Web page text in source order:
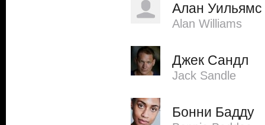
Алан Уильямс
Alan Williams
Джек Сандл
Jack Sandle
Бонни Бадду